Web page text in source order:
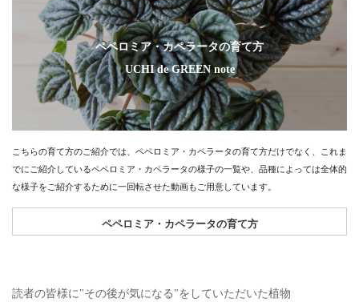
ペペロミア・カペラータの育て方
UCHI de GREEN note
こちらの育て方のご紹介では、ペペロミア・カペラータの育て方だけでなく、これま
でにご紹介しているペペロミア・カペラータの様子の一覧や、品種によっては全体的
な様子をご紹介するために一回転させた動画もご用意しています。
ペペロミア・カペラータの育て方
読者の皆様に"その後が気になる"をしていただいた植物